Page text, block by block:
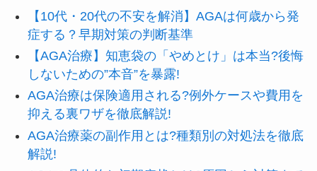
【10代・20代の不安を解消】AGAは何歳から発
症する？早期対策の判断基準
【AGA治療】知恵袋の「やめとけ」は本当?後悔
しないための”本音”を暴露!
AGA治療は保険適用される?例外ケースや費用を
抑える裏ワザを徹底解説!
AGA治療薬の副作用とは?種類別の対処法を徹底
解説!